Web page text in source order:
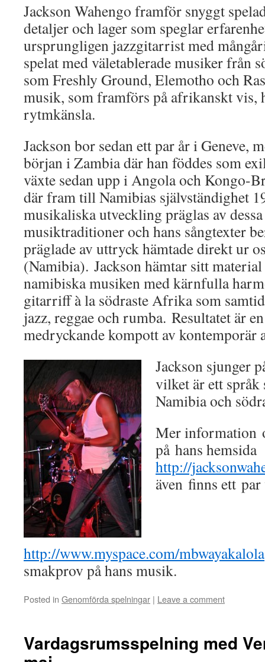
Jackson Wahengo framför snyggt
detaljer och lager som speglar
ursprungligen jazzgitarrist med
spelat med väletablerade musiker från
som Freshly Ground, Elemotho och
musik, som framförs på afrikanskt vis,
rytmkänsla.
Jackson bor sedan ett par år i Geneve,
början i Zambia där han föddes som
växte sedan upp i Angola och Kongo-
där fram till Namibias självständighet
musikaliska utveckling präglas av
musiktraditioner och hans sångtexter
präglade av uttryck hämtade direkt ur
(Namibia). Jackson hämtar sitt
namibiska musiken med kärnfulla
gitarriff à la södraste Afrika som
jazz, reggae och rumba. Resultatet är
medryckande kompott av
Jackson sjunger
vilket är ett språk
Namibia och
Mer information
på hans hemsida
http://
även finns ett
http://www.myspace.com/mbwayakalola
smakprov på hans musik.
Posted in Genomförda spelningar | Leave a comment
Vardagsrumsspelning med